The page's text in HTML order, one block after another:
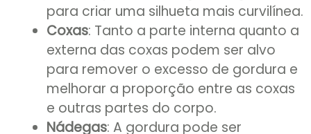
para criar uma silhueta mais curvilínea.
Coxas: Tanto a parte interna quanto a
externa das coxas podem ser alvo
para remover o excesso de gordura e
melhorar a proporção entre as coxas
e outras partes do corpo.
Nádegas: A gordura pode ser